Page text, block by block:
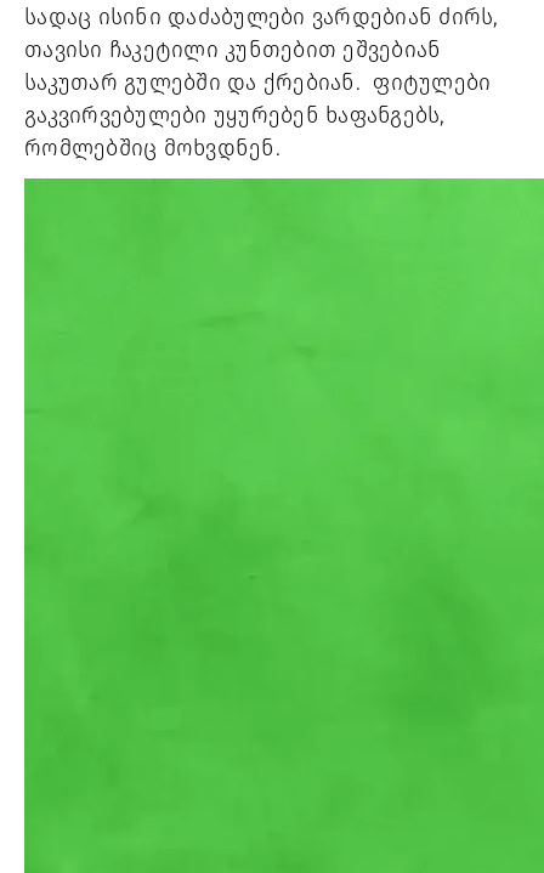
სადაც ისინი დაძაბულები ვარდებიან ძირს,
თავისი ჩაკეტილი კუნთებით ეშვებიან
საკუთარ გულებში და ქრებიან.  ფიტულები
გაკვირვებულები უყურებენ ხაფანგებს,
რომლებშიც მოხვდნენ.